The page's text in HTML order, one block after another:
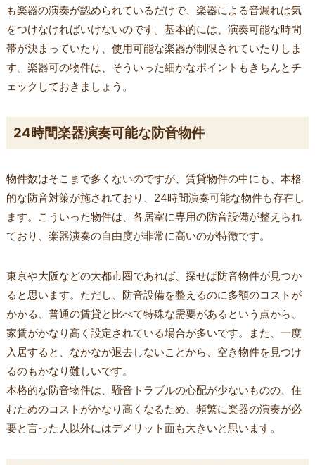
も楽器の演奏が認められているだけで、楽器による音漏れは気
をつけなければいけないのです。基本的には、演奏可能な時間
帯が決まっていたり、使用可能な楽器が制限されていたりしま
す。楽器可の物件は、そういった細かなポイントもきちんとチ
ェックしておきましょう。
24時間楽器演奏可能な防音物件
物件数はそこまで多くないのですが、賃貸物件の中にも、本格
的な防音対策が施されており、24時間演奏可能な物件も存在し
ます。こういった物件は、各居室に専用の防音設備が整えられ
ており、楽器演奏の自由度が非常に高いのが特徴です。
東京や大阪などの大都市圏であれば、探せば防音物件が見つか
ると思います。ただし、防音設備を整えるのに多額のコストが
かかる、普通の賃貸と比べて特殊な需要があるという点から、
家賃がかなり高く設定されている場合が多いです。また、一度
入居すると、なかなか退去しないことから、空き物件を見つけ
るのもかなり難しいです。
本格的な防音物件は、騒音トラブルの心配が少ないものの、住
むためのコストがかなり高くなるため、頻繁に楽器の演奏が必
要と言った人以外にはデメリット面も大きいと思います。